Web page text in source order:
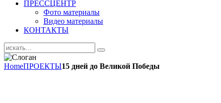
ПРЕССЦЕНТР
Фото материалы
Видео материалы
КОНТАКТЫ
HomeПРОЕКТЫ15 дней до Великой Победы